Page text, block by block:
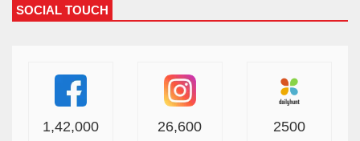
SOCIAL TOUCH
1,42,000 26,600 2500